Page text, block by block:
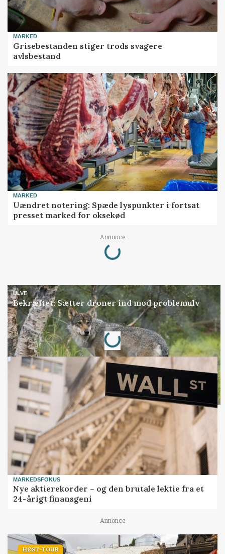
MARKED
Grisebestanden stiger trods svagere
avlsbestand
MARKED
Uændret notering: Spæde lyspunkter i fortsat
presset marked for oksekød
Annonce
Loading...
ULVE
Bekræftet: Sætter droner ind mod problemulv
Annonce
Loading...
MARKEDSFOKUS
Nye aktierekorder – og den brutale lektie fra et
24-årigt finansgeni
Annonce
HØST-TOUR